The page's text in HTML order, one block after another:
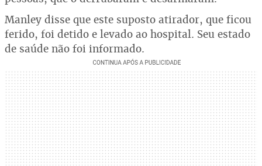
Manley disse que este suposto atirador, que ficou
ferido, foi detido e levado ao hospital. Seu estado
de saúde não foi informado.